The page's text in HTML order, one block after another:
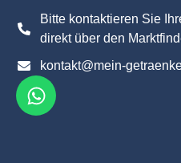
Bitte kontaktieren Sie
direkt über den
kontakt@mein-